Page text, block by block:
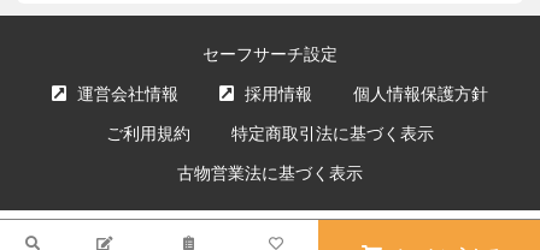
セーフサーチ設定
運営会社情報 採用情報 個人情報保護方針
ご利用規約 特定商取引法に基づく表示
古物営業法に基づく表示
サイト内の文章、画像などの著作物はエクスプライス株式会社に属します。